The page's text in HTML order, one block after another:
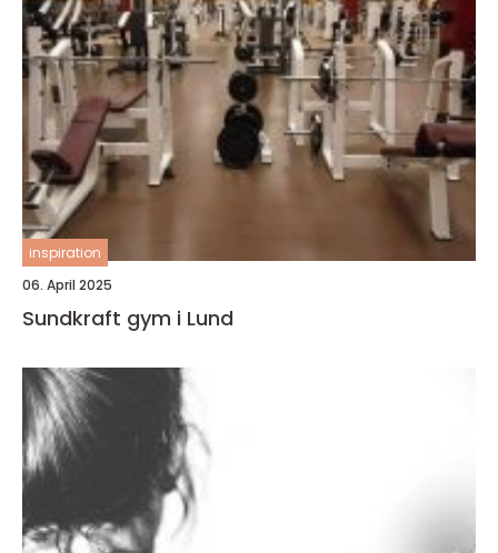
inspiration
06. April 2025
Sundkraft gym i Lund